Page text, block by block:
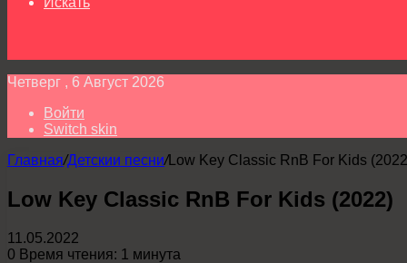
Четверг , 6 Август 2026
Войти
Switch skin
Главная/Детскии песни/Low Key Classic RnB For Kids
Low Key Classic RnB For Kids (2022)
11.05.2022
0 Время чтения: 1 минута